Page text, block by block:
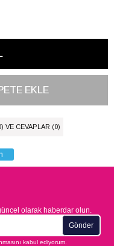
VE CEVAPLAR (0)
olarak haberdar olun.
Gönder
kabul ediyorum.